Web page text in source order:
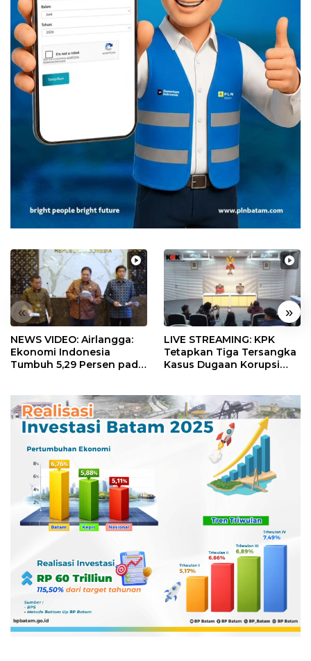
« »
NEWS VIDEO: Airlangga:
Ekonomi Indonesia
Tumbuh 5,29 Persen pada
LIVE STREAMING: KPK
Tetapkan Tiga Tersangka
Kasus Dugaan Korupsi